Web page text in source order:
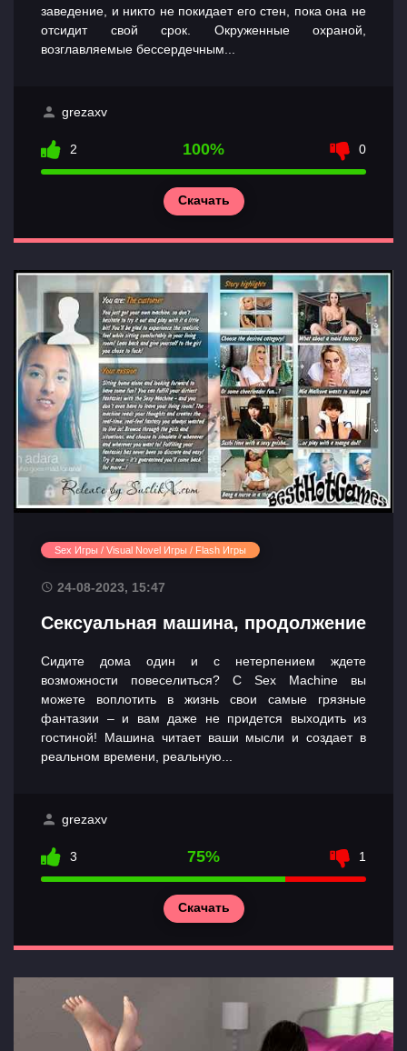
заведение, и никто не покидает его стен, пока она не
отсидит свой срок. Окруженные охраной,
возглавляемые бессердечным...
grezaxv
2 100% 0
Скачать
Sex Игры / Visual Novel Игры / Flash Игры
24-08-2023, 15:47
Сексуальная машина, продолжение
Сидите дома один и с нетерпением ждете
возможности повеселиться? С Sex Machine вы
можете воплотить в жизнь свои самые грязные
фантазии – и вам даже не придется выходить из
гостиной! Машина читает ваши мысли и создает в
реальном времени, реальную...
grezaxv
3 75% 1
Скачать